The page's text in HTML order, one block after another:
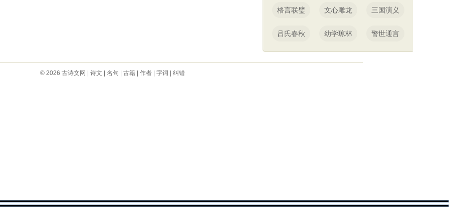
格言联璧 文心雕龙 三国演义
吕氏春秋 幼学琼林 警世通言
© 2026 古诗文网 诗文 名句 古籍| 作者| 字词 纠错